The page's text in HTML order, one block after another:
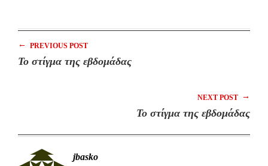
← PREVIOUS POST
Το στίγμα της εβδομάδας
NEXT POST →
Το στίγμα της εβδομάδας
jbasko